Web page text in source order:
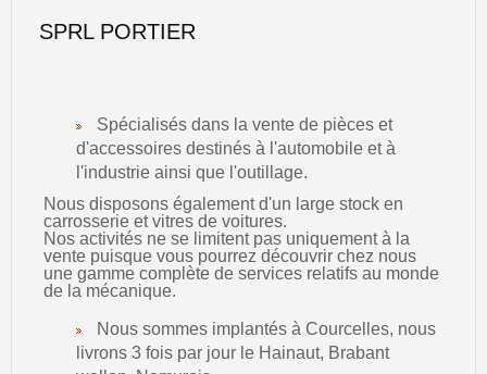
SPRL PORTIER
Spécialisés dans la vente de pièces et
d'accessoires destinés à l'automobile et à
l'industrie ainsi que l'outillage.
Nous disposons également d'un large stock en
carrosserie et vitres de voitures.
Nos activités ne se limitent pas uniquement à la
vente puisque vous pourrez découvrir chez nous
une gamme complète de services relatifs au monde
de la mécanique.
Nous sommes implantés à Courcelles, nous
livrons 3 fois par jour le Hainaut, Brabant